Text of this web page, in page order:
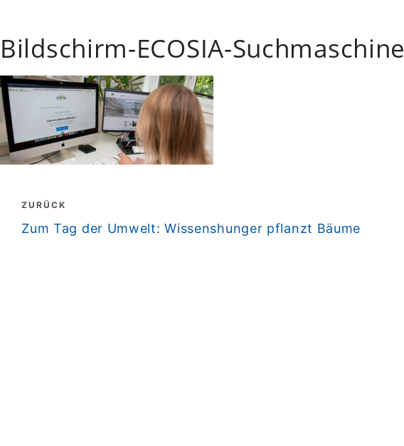
Bildschirm-ECOSIA-Suchmaschine
Beitragsnavigation
ZURÜCK
zurück
Zum Tag der Umwelt: Wissenshunger pflanzt Bäume